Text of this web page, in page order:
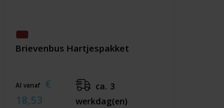
Brievenbus Hartjespakket
Al vanaf
€
18,53
ca. 3
werkdag(en)